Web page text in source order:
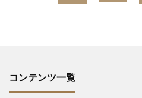
コンテンツ一覧